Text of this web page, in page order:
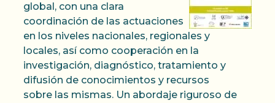
global, con una clara
coordinación de las actuaciones
en los niveles nacionales, regionales y
locales, así como cooperación en la
investigación, diagnóstico, tratamiento y
difusión de conocimientos y recursos
sobre las mismas. Un abordaje riguroso de